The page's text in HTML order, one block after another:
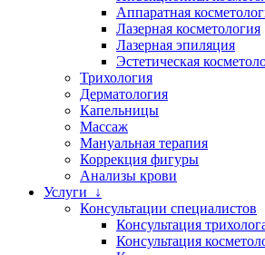
Аппаратная
Лазерная косметология
Лазерная эпиляция
Эстетическая
Трихология
Дерматология
Капельницы
Массаж
Мануальная терапия
Коррекция фигуры
Анализы крови
Услуги ↓
Консультации специалистов
Консультация
Консультация